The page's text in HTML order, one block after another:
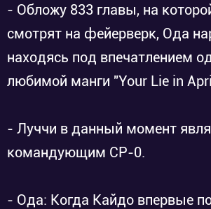
- Обложу 833 главы, на
смотрят на фейерверк, Ода
находясь под впечатлением
любимой манги "Your Lie in
- Луччи в данный момент
командующим CP-0.
- Ода: Когда Кайдо впервые